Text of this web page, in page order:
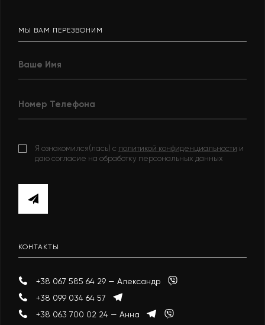
МЫ ВАМ ПЕРЕЗВОНИМ
Я ознакомился(лась) с политикой конфиденциальности и
даю согласие на обработку персональных данных
КОНТАКТЫ
+38 067 585 64 29 — Александр
+38 099 034 64 57
+38 063 700 02 24 — Анна